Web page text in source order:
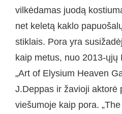
vilkėdamas juodą
net keletą kaklo
stiklais. Pora yra
kaip metus, nuo 2013-ųjų
„Art of Elysium Heaven
J.Deppas ir žavioji aktorė
viešumoje kaip pora.